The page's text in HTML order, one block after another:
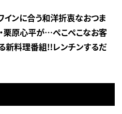
インに合う和洋折衷なおつま
栗原心平が…ぺこぺこなお客
新料理番組!!レンチンするだ